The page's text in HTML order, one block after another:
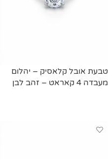
טבעת אובל קלאסיק – יהלום
מעבדה 4 קאראט – זהב לבן